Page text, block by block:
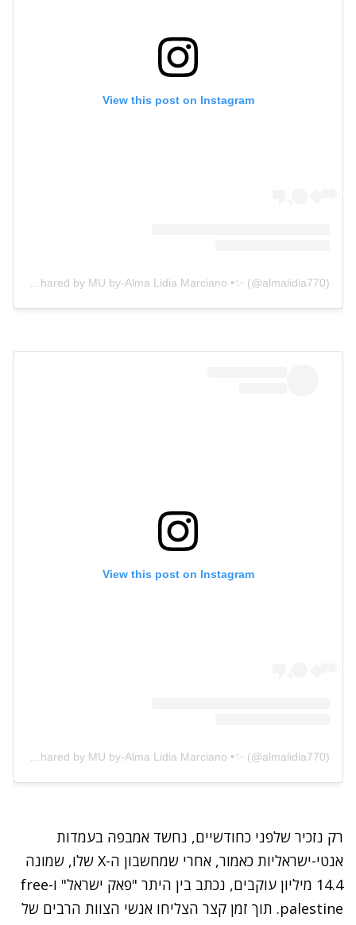
View this post on Instagram
View this post on Instagram
רק נזכיר שלפני כחודשיים, נחשד אמבפה בעמדות
אנטי-ישראליות כאמור, אחרי שמחשבון ה-X שלו, שמונה
14.4 מיליון עוקבים, נכתב בין היתר "פאק ישראל" ו-
free
palestine. תוך זמן קצר הצליחו אנשי הצוות הרבים של